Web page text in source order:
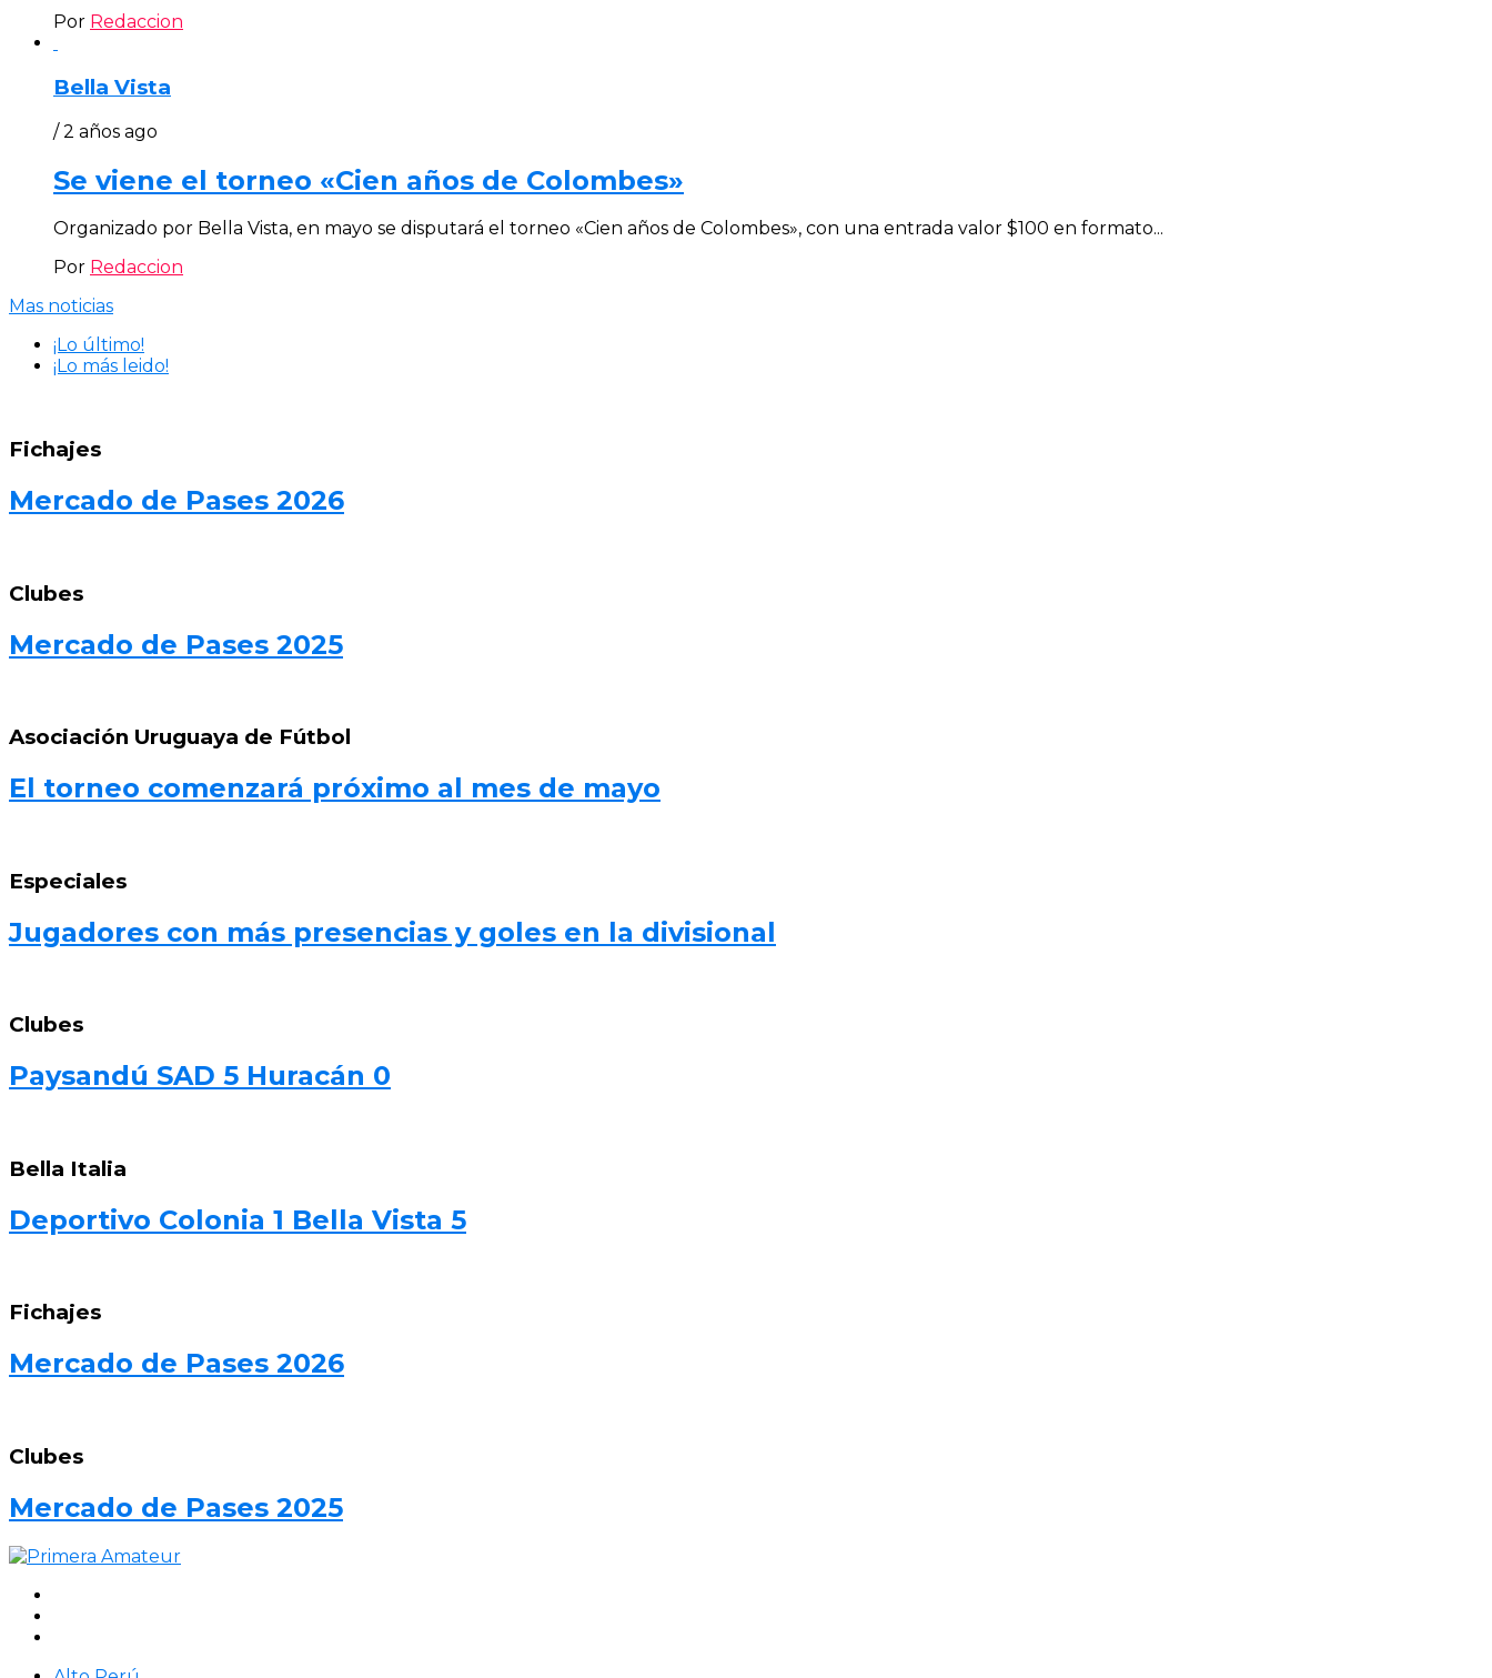
Por Redaccion
Bella Vista
/ 2 años ago
Se viene el torneo «Cien años de Colombes»
Organizado por Bella Vista, en mayo se disputará el torneo «Cien años de Colombes», con una entrada valor $100 en formato...
Por Redaccion
Mas noticias
¡Lo último!
¡Lo más leido!
Fichajes
Mercado de Pases 2026
Clubes
Mercado de Pases 2025
Asociación Uruguaya de Fútbol
El torneo comenzará próximo al mes de mayo
Especiales
Jugadores con más presencias y goles en la divisional
Clubes
Paysandú SAD 5 Huracán 0
Bella Italia
Deportivo Colonia 1 Bella Vista 5
Fichajes
Mercado de Pases 2026
Clubes
Mercado de Pases 2025